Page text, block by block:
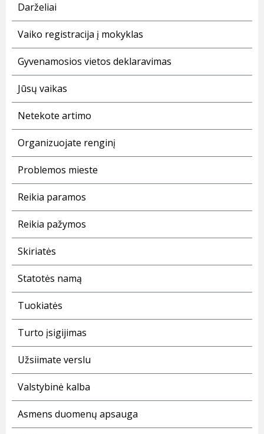
Darželiai
Vaiko registracija į mokyklas
Gyvenamosios vietos deklaravimas
Jūsų vaikas
Netekote artimo
Organizuojate renginį
Problemos mieste
Reikia paramos
Reikia pažymos
Skiriatės
Statotės namą
Tuokiatės
Turto įsigijimas
Užsiimate verslu
Valstybinė kalba
Asmens duomenų apsauga